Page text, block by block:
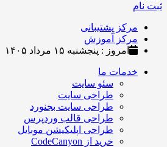
ثبت نام
مرکز پشتیبانی
مرکز آموزش
امروز : پنجشنبه ۱۵ مرداد ۱۴۰۵
خدمات ما
سئو سایت
طراحی سایت
طراحی سایت بجنورد
طراحی قالب وردپرس
طراحی اپلیکیشن موبایل
خرید از CodeCanyon